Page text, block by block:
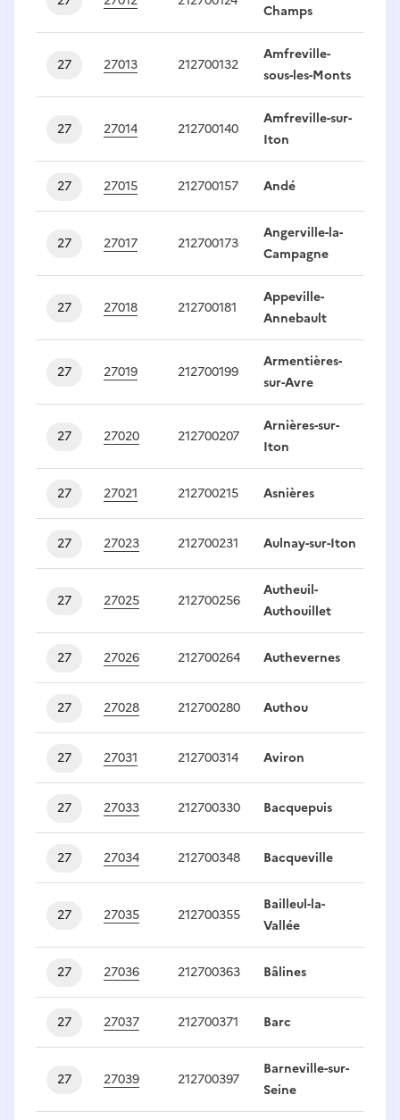
Champs
27 27013 212700132
Amfreville-
sous-les-Monts
27 27014 212700140
Amfreville-sur-
Iton
27 27015 212700157 Andé
27 27017 212700173
Angerville-la-
Campagne
27 27018 212700181
Appeville-
Annebault
27 27019 212700199
Armentières-
sur-Avre
27 27020 212700207
Arnières-sur-
Iton
27 27021 212700215 Asnières
27 27023 212700231 Aulnay-sur-Iton
27 27025 212700256
Autheuil-
Authouillet
27 27026 212700264 Authevernes
27 27028 212700280 Authou
27 27031 212700314 Aviron
27 27033 212700330 Bacquepuis
27 27034 212700348 Bacqueville
27 27035 212700355
Bailleul-la-
Vallée
27 27036 212700363 Bâlines
27 27037 212700371 Barc
27 27039 212700397
Barneville-sur-
Seine